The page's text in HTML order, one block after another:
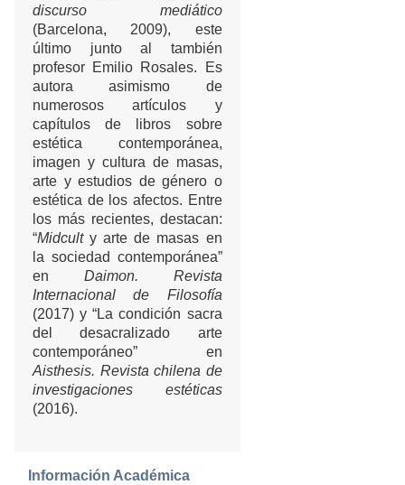
discurso mediático
(Barcelona, 2009), este
último junto al también
profesor Emilio Rosales. Es
autora asimismo de
numerosos artículos y
capítulos de libros sobre
estética contemporánea,
imagen y cultura de masas,
arte y estudios de género o
estética de los afectos. Entre
los más recientes, destacan:
“Midculty arte de masas en
la sociedad contemporánea”
en Daimon. Revista
Internacional de Filosofía
(2017) y “La condición sacra
del desacralizado arte
contemporáneo” en
Aisthesis. Revista chilena de
investigaciones estéticas
(2016).
Información Académica